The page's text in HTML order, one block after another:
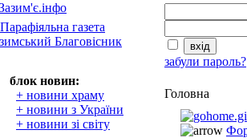
блок новин:
+ новини храму
+ новини з України
+ новини зі світу
забули пароль?
Головна